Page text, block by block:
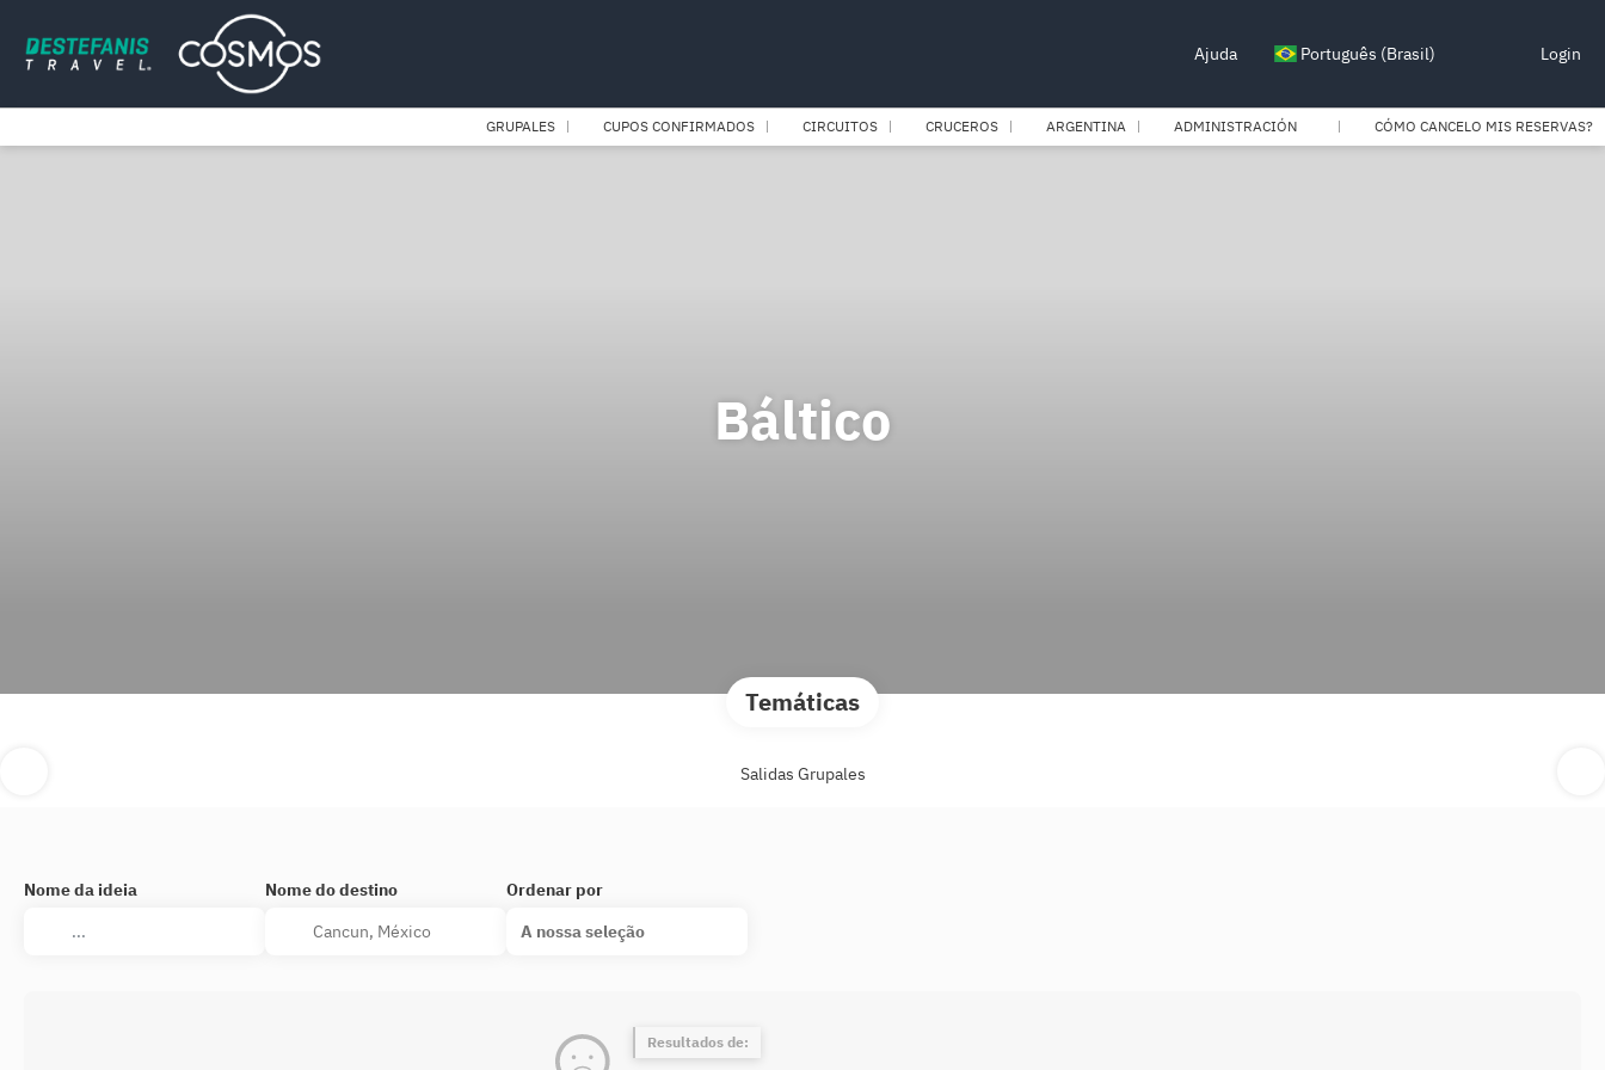
Ajuda Português (Brasil) Login
GRUPALES CUPOS CONFIRMADOS CIRCUITOS CRUCEROS ARGENTINA ADMINISTRACIÓN CÓMO CANCELO MIS RESERVAS?
Báltico
Temáticas
Salidas Grupales
Nome da ideia Nome do destino
Ordenar por
A nossa seleção
Resultados de: